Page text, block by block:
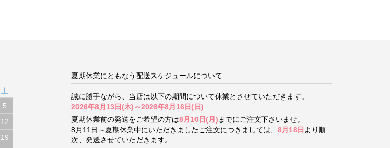
土
5
12
19
夏期休業にともなう配送スケジュールについて
誠に勝手ながら、当店は以下の期間について休業とさせていただきます。
2026年8月13日(木)～2026年8月16日(日)
夏期休業前の発送をご希望の方は8月10日(月) までにご注文下さいませ。
8月11日～夏期休業中にいただきましたご注文につきましては、 8月18日 より順
次、発送させていただきます。